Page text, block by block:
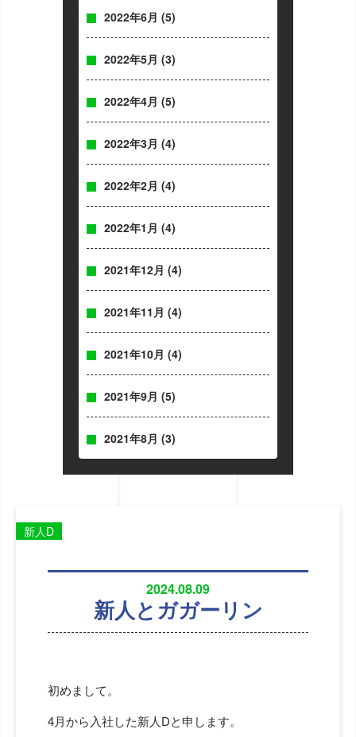
2022年6月 (5)
2022年5月 (3)
2022年4月 (5)
2022年3月 (4)
2022年2月 (4)
2022年1月 (4)
2021年12月 (4)
2021年11月 (4)
2021年10月 (4)
2021年9月 (5)
2021年8月 (3)
2024.08.09
新人とガガーリン
新人D
初めまして。
4月から入社した新人Dと申します。